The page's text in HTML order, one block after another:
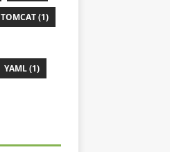
TOMCAT (1)
YAML (1)